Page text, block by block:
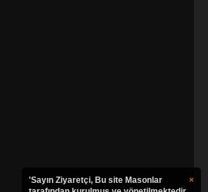
×
'Sayın Ziyaretçi, Bu site Masonlar